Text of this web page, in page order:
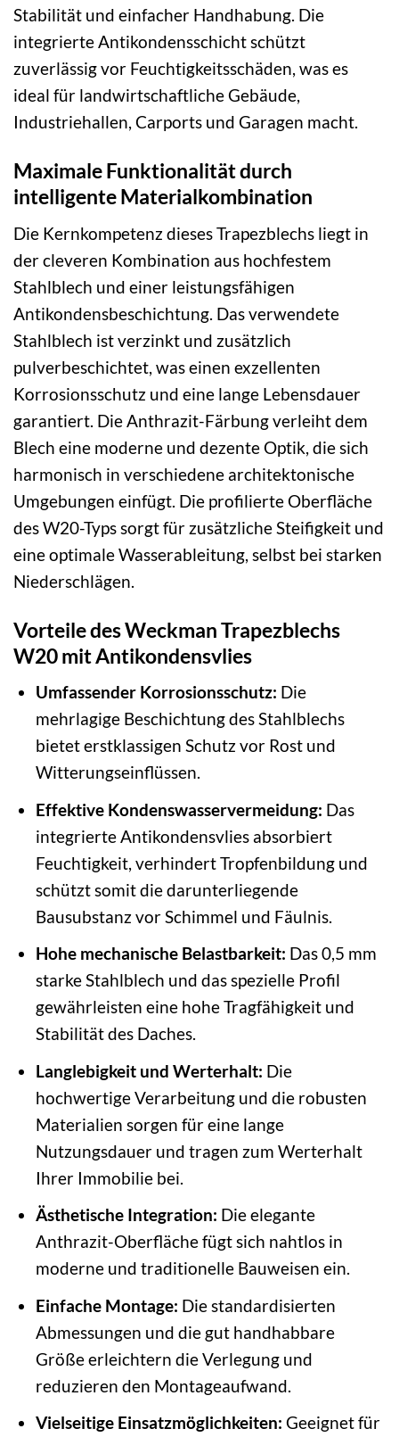
Stabilität und einfacher Handhabung. Die
integrierte Antikondensschicht schützt
zuverlässig vor Feuchtigkeitsschäden, was es
ideal für landwirtschaftliche Gebäude,
Industriehallen, Carports und Garagen macht.
Maximale Funktionalität durch
intelligente Materialkombination
Die Kernkompetenz dieses Trapezblechs liegt in
der cleveren Kombination aus hochfestem
Stahlblech und einer leistungsfähigen
Antikondensbeschichtung. Das verwendete
Stahlblech ist verzinkt und zusätzlich
pulverbeschichtet, was einen exzellenten
Korrosionsschutz und eine lange Lebensdauer
garantiert. Die Anthrazit-Färbung verleiht dem
Blech eine moderne und dezente Optik, die sich
harmonisch in verschiedene architektonische
Umgebungen einfügt. Die profilierte Oberfläche
des W20-Typs sorgt für zusätzliche Steifigkeit und
eine optimale Wasserableitung, selbst bei starken
Niederschlägen.
Vorteile des Weckman Trapezblechs
W20 mit Antikondensvlies
Umfassender Korrosionsschutz: Die
mehrlagige Beschichtung des Stahlblechs
bietet erstklassigen Schutz vor Rost und
Witterungseinflüssen.
Effektive Kondenswasservermeidung: Das
integrierte Antikondensvlies absorbiert
Feuchtigkeit, verhindert Tropfenbildung und
schützt somit die darunterliegende
Bausubstanz vor Schimmel und Fäulnis.
Hohe mechanische Belastbarkeit: Das 0,5 mm
starke Stahlblech und das spezielle Profil
gewährleisten eine hohe Tragfähigkeit und
Stabilität des Daches.
Langlebigkeit und Werterhalt: Die
hochwertige Verarbeitung und die robusten
Materialien sorgen für eine lange
Nutzungsdauer und tragen zum Werterhalt
Ihrer Immobilie bei.
Ästhetische Integration: Die elegante
Anthrazit-Oberfläche fügt sich nahtlos in
moderne und traditionelle Bauweisen ein.
Einfache Montage: Die standardisierten
Abmessungen und die gut handhabbare
Größe erleichtern die Verlegung und
reduzieren den Montageaufwand.
Vielseitige Einsatzmöglichkeiten: Geeignet für